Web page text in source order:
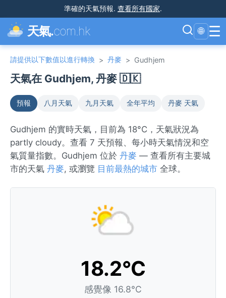
準確的天氣預報. 查看所有國家.
天氣.com.hk 🌐 ☰
請提供以下數值以進行轉換 > 丹麥 > Gudhjem
天氣在 Gudhjem, 丹麥 🇩🇰
預報 八月天氣 九月天氣 全年平均 丹麥 天氣
Gudhjem 的實時天氣，目前為 18°C，天氣狀況為
partly cloudy。查看 7 天預報、每小時天氣情況和空
氣質量指數。Gudhjem 位於 丹麥 — 查看所有主要城
市的天氣 丹麥, 或瀏覽 目前最熱的城市 全球。
18.2°C
感覺像 16.8°C